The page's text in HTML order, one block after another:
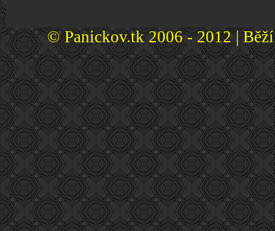
© Panickov.tk 2006 - 2012 |